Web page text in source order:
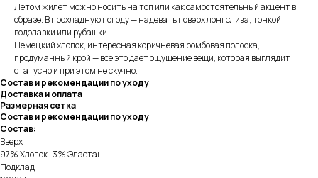
Летом жилет можно носить на топ или как самостоятельный акцент в
образе. В прохладную погоду — надевать поверх лонгслива, тонкой
водолазки или рубашки.
Немецкий хлопок, интересная коричневая ромбовая полоска,
продуманный крой — всё это даёт ощущение вещи, которая выглядит
статусно и при этом не скучно.
Состав и рекомендации по уходу
Доставка и оплата
Размерная сетка
Состав и рекомендации по уходу
Состав:
Вверх
97% Хлопок , 3% Эластан
Подклад